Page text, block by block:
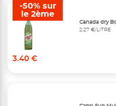
Canada dry
2,27 €/LITRE
3.40 €
-50% sur
le 2ème